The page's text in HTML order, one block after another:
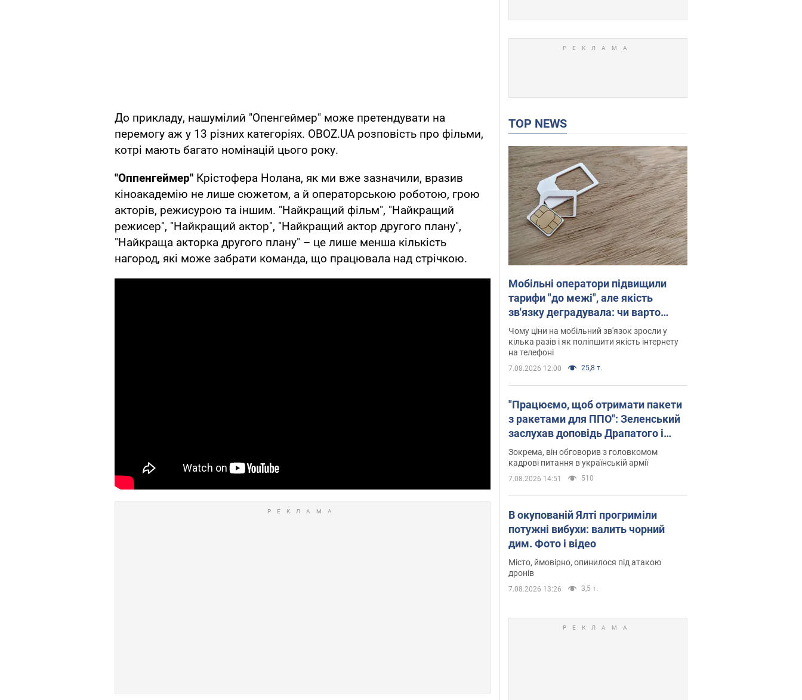
До прикладу, нашумілий "Опенгеймер" може претендувати на
перемогу аж у 13 різних категоріях. OBOZ.UA розповість про фільми,
котрі мають багато номінацій цього року.
"Оппенгеймер" Крістофера Нолана, як ми вже зазначили, вразив
кіноакадемію не лише сюжетом, а й операторською роботою, грою
акторів, режисурою та іншим. "Найкращий фільм", "Найкращий
режисер", "Найкращий актор", "Найкращий актор другого плану",
"Найкраща акторка другого плану" – це лише менша кількість
нагород, які може забрати команда, що працювала над стрічкою.
TOP NEWS
Мобільні оператори підвищили
тарифи "до межі", але якість
зв'язку деградувала: чи варто
скаржитись на ціни
Чому ціни на мобільний зв'язок зросли у
кілька разів і як поліпшити якість інтернету
на телефоні
7.08.2026 12:00 25,8 т.
"Працюємо, щоб отримати пакети
з ракетами для ППО": Зеленський
заслухав доповідь Драпатого і
анонсував нові кроки
Зокрема, він обговорив з головкомом
кадрові питання в українській армії
7.08.2026 14:51 510
В окупованій Ялті прогриміли
потужні вибухи: валить чорний
дим. Фото і відео
Місто, ймовірно, опинилося під атакою
дронів
7.08.2026 13:26 3,5 т.